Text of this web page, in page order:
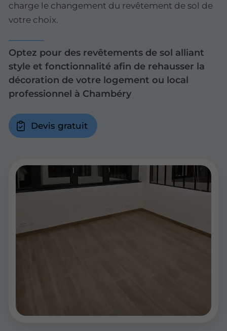
charge le changement du revêtement de sol de
votre choix.
Optez pour des revêtements de sol alliant
style et fonctionnalité afin de rehausser la
décoration de votre logement ou local
professionnel à Chambéry
Devis gratuit